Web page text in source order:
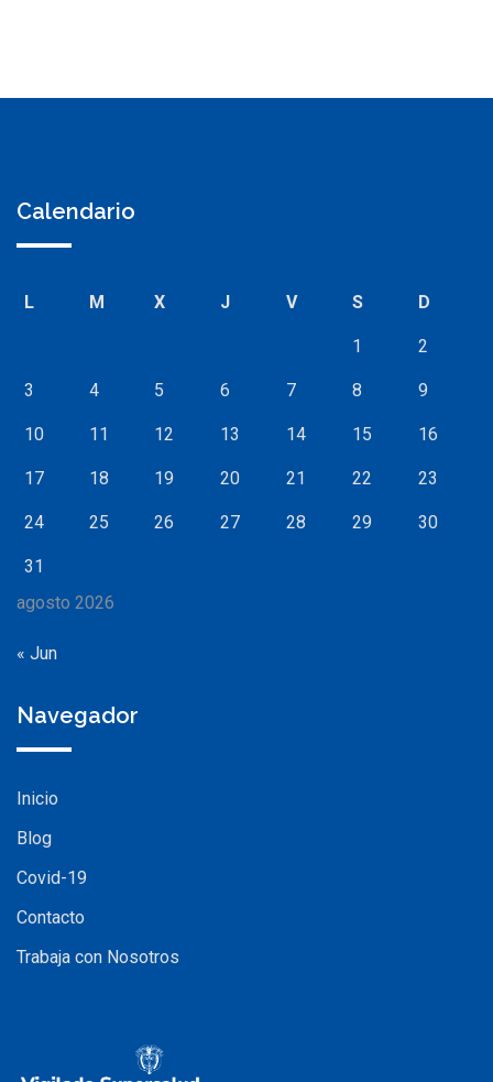
Calendario
agosto 2026
L M X J V S D
1 2
3 4 5 6 7 8 9
10 11 12 13 14 15 16
17 18 19 20 21 22 23
24 25 26 27 28 29 30
31
« Jun
Navegador
Inicio
Blog
Covid-19
Contacto
Trabaja con Nosotros